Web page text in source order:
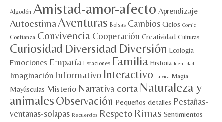
Algodón Amistad-amor-afecto Aprendizaje
AutoestimaAventuras Bolsas Cambios Ciclos Comic
Confianza Convivencia Cooperación Creatividad Culturas
Curiosidad Diversidad Diversión Ecología
Emociones Empatía Estaciones Familia Historia Identidad
Imaginación Informativo Interactivo La vida Magia
Mayúsculas Misterio Narrativa corta Naturaleza y
animales Observación Pequeños detalles Pestañas-
ventanas-solapas Recuerdos Respeto Rimas Sentimientos